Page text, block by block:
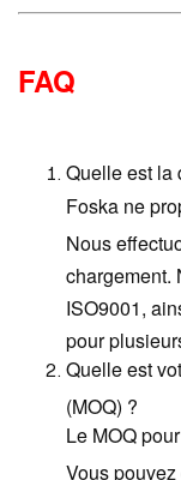
FAQ
Quelle est la
Foska ne
Nous
chargement.
ISO9001,
pour
Quelle est
(MOQ) ?
Le MOQ
Vous